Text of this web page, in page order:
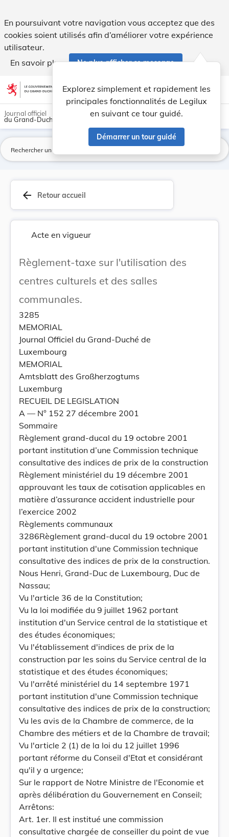
En poursuivant votre navigation vous acceptez que des
cookies soient utilisés afin d’améliorer votre expérience
utilisateur.
En savoir plus
Ne plus afficher ce message
Aller au contenu account_circle help Aide
Explorez simplement et rapidement les
principales fonctionnalités de Legilux
en suivant ce tour guidé.
Démarrer un tour guidé
light_mode dark_mode
Journal officiel
du Grand-Duché de Luxembourg
arrow_back Retour accueil
Acte en vigueur
Règlement-taxe sur l'utilisation des
centres culturels et des salles
communales.
3285
MEMORIAL
Journal Officiel du Grand-Duché de
Luxembourg
MEMORIAL
Amtsblatt des Großherzogtums
Luxemburg
RECUEIL DE LEGISLATION
A –– N° 152 27 décembre 2001
Sommaire
Règlement grand-ducal du 19 octobre 2001
portant institution d’une Commission technique
consultative des indices de prix de la construction
Règlement ministériel du 19 décembre 2001
approuvant les taux de cotisation applicables en
matière d’assurance accident industrielle pour
l’exercice 2002
Règlements communaux
3286Règlement grand-ducal du 19 octobre 2001
portant institution d'une Commission technique
consultative des indices de prix de la construction.
Nous Henri, Grand-Duc de Luxembourg, Duc de
Nassau;
Vu l'article 36 de la Constitution;
Vu la loi modifiée du 9 juillet 1962 portant
institution d'un Service central de la statistique et
des études économiques;
Vu l'établissement d'indices de prix de la
construction par les soins du Service central de la
statistique et des études économiques;
Vu l'arrêté ministériel du 14 septembre 1971
portant institution d'une Commission technique
consultative des indices de prix de la construction;
Vu les avis de la Chambre de commerce, de la
Chambre des métiers et de la Chambre de travail;
Vu l'article 2 (1) de la loi du 12 juillet 1996
portant réforme du Conseil d'Etat et considérant
qu'il y a urgence;
Sur le rapport de Notre Ministre de l'Economie et
après délibération du Gouvernement en Conseil;
Arrêtons:
Art. 1er. Il est institué une commission
consultative chargée de conseiller du point de vue